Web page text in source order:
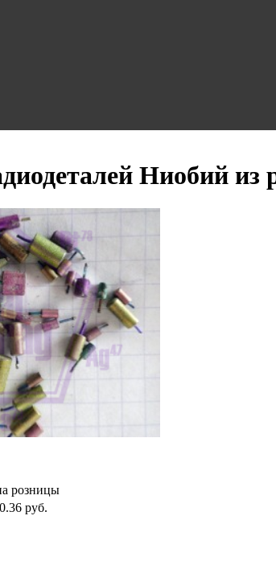
Ниобий из
розницы
руб.